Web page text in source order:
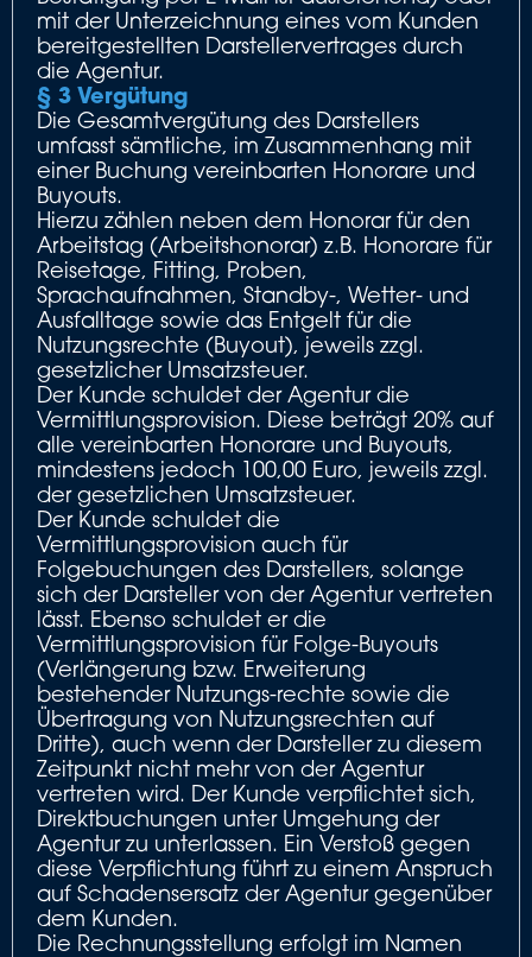
mit der Unterzeichnung eines vom Kunden
bereitgestellten Darstellervertrages durch
die Agentur.
§ 3 Vergütung
Die Gesamtvergütung des Darstellers
umfasst sämtliche, im Zusammenhang mit
einer Buchung vereinbarten Honorare und
Buyouts.
Hierzu zählen neben dem Honorar für den
Arbeitstag (Arbeitshonorar) z.B. Honorare für
Reisetage, Fitting, Proben,
Sprachaufnahmen, Standby-, Wetter- und
Ausfalltage sowie das Entgelt für die
Nutzungsrechte (Buyout), jeweils zzgl.
gesetzlicher Umsatzsteuer.
Der Kunde schuldet der Agentur die
Vermittlungsprovision. Diese beträgt 20% auf
alle vereinbarten Honorare und Buyouts,
mindestens jedoch 100,00 Euro, jeweils zzgl.
der gesetzlichen Umsatzsteuer.
Der Kunde schuldet die
Vermittlungsprovision auch für
Folgebuchungen des Darstellers, solange
sich der Darsteller von der Agentur vertreten
lässt. Ebenso schuldet er die
Vermittlungsprovision für Folge-Buyouts
(Verlängerung bzw. Erweiterung
bestehender Nutzungs-rechte sowie die
Übertragung von Nutzungsrechten auf
Dritte), auch wenn der Darsteller zu diesem
Zeitpunkt nicht mehr von der Agentur
vertreten wird. Der Kunde verpflichtet sich,
Direktbuchungen unter Umgehung der
Agentur zu unterlassen. Ein Verstoß gegen
diese Verpflichtung führt zu einem Anspruch
auf Schadensersatz der Agentur gegenüber
dem Kunden.
Die Rechnungsstellung erfolgt im Namen